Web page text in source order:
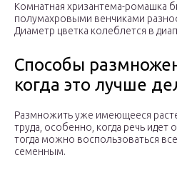
Комнатная хризантема-ромашка
полумахровыми венчиками
Диаметр цветка колеблется в
Способы
когда это лучше
Размножить уже имеющееся
труда, особенно, когда речь идет
тогда можно воспользоваться
семенным.